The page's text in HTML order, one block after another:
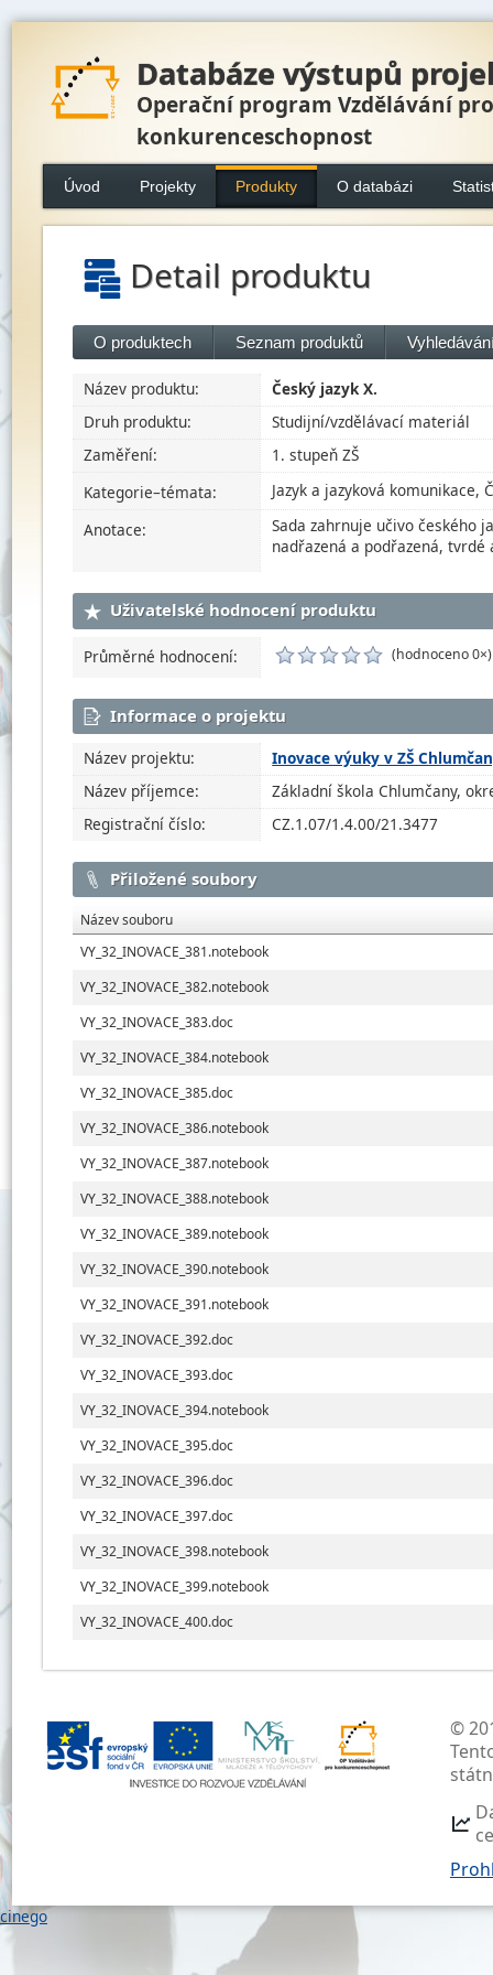
Databáze výstupů
Operační program Vzdělávání pro
konkurenceschopnost
Úvod Projekty Produkty O databázi
Detail produktu
O produktech Seznam produktů
Název produktu:
Český jazyk X.
Druh produktu:
Studijní/vzdělávací materiál
Zaměření:
1. stupeň ZŠ
Kategorie–témata:
Jazyk a jazyková komunikace,
Anotace:
Sada zahrnuje učivo českého
nadřazená a podřazená,
Uživatelské hodnocení produktu
Průměrné hodnocení: (hodnoceno 0×)
Informace o projektu
Název projektu:
Inovace výuky v ZŠ
Název příjemce:
Základní škola Chlumčany,
Registrační číslo:
CZ.1.07/1.4.00/21.3477
Přiložené soubory
Název souboru
VY_32_INOVACE_381.notebook
VY_32_INOVACE_382.notebook
VY_32_INOVACE_383.doc
VY_32_INOVACE_384.notebook
VY_32_INOVACE_385.doc
VY_32_INOVACE_386.notebook
VY_32_INOVACE_387.notebook
VY_32_INOVACE_388.notebook
VY_32_INOVACE_389.notebook
VY_32_INOVACE_390.notebook
VY_32_INOVACE_391.notebook
VY_32_INOVACE_392.doc
VY_32_INOVACE_393.doc
VY_32_INOVACE_394.notebook
VY_32_INOVACE_395.doc
VY_32_INOVACE_396.doc
VY_32_INOVACE_397.doc
VY_32_INOVACE_398.notebook
VY_32_INOVACE_399.notebook
VY_32_INOVACE_400.doc
©
cinego